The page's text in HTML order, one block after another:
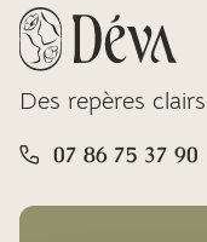
Des repères
07 86 75 37 90